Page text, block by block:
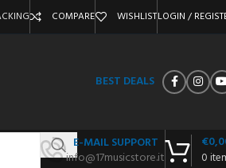
COMPARE WISHLISTLOGIN /
BEST DEALS
E-MAIL SUPPORT
info@17musicstore.it
0
€